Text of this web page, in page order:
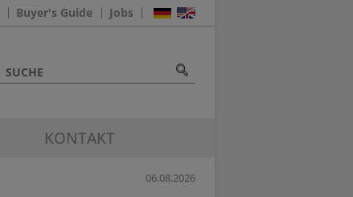
Buyer's Guide Jobs
KONTAKT
06.08.2026